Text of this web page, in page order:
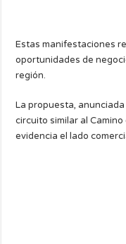
Estas manifestaciones
oportunidades de
región.
La propuesta,
circuito similar al
evidencia el lado